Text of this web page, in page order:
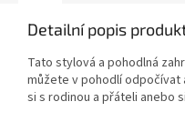
Detailní popis
Tato stylová a pohodlná
můžete v pohodlí odpočívat
si s rodinou a přáteli anebo